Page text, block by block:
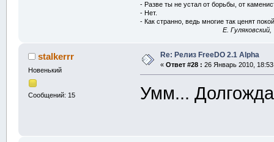
- Разве ты не устал от борьбы, от
- Нет.
- Как странно, ведь многие так ценят
E.
stalkerrr
Новенький
Сообщений: 15
Re: Релиз FreeDO 2.1 Alpha
« Ответ #28 : 26 Январь 2010,
Умм...